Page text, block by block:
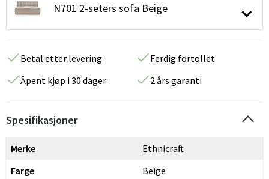
N701 2-seters sofa Beige
Betal etter levering
Ferdig fortollet
Åpent kjøp i 30 dager
2 års garanti
Spesifikasjoner
Merke
Ethnicraft
Farge
Beige